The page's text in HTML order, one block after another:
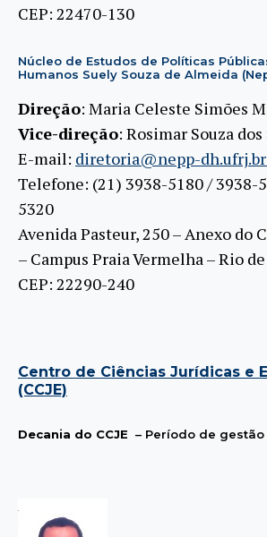
CEP: 22470-130
Núcleo de Estudos de Políticas
Humanos Suely Souza de Almeida
Direção: Maria Celeste Simões
Vice-direção: Rosimar Souza
E-mail: diretoria@nepp-dh.ufrj.br
Telefone: (21) 3938-5180 / 3938-
5320
Avenida Pasteur, 250 – Anexo do
– Campus Praia Vermelha – Rio
CEP: 22290-240
Centro de Ciências Jurídicas e
(CCJE)
Decania do CCJE – Período de